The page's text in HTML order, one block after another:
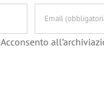
Acconsento